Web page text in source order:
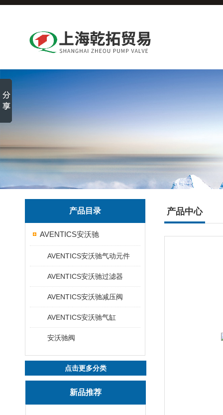
产品目录
AVENTICS安沃驰
AVENTICS安沃驰气动元件
AVENTICS安沃驰过滤器
AVENTICS安沃驰减压阀
AVENTICS安沃驰气缸
安沃驰阀
点击更多分类
新品推荐
产品中心